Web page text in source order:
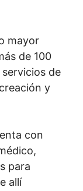
mayor
de 100
de
y
con
para
allí